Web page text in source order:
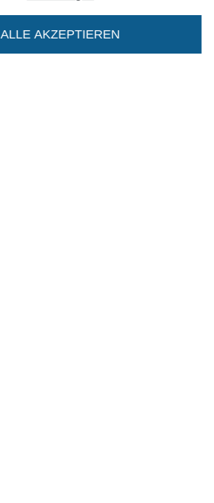
In deinen Warenkorb
Datenschutz
ALLE AKZEPTIEREN